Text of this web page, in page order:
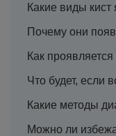
Какие виды
Почему они
Как проявляется
Что будет, если
Какие методы
Можно ли